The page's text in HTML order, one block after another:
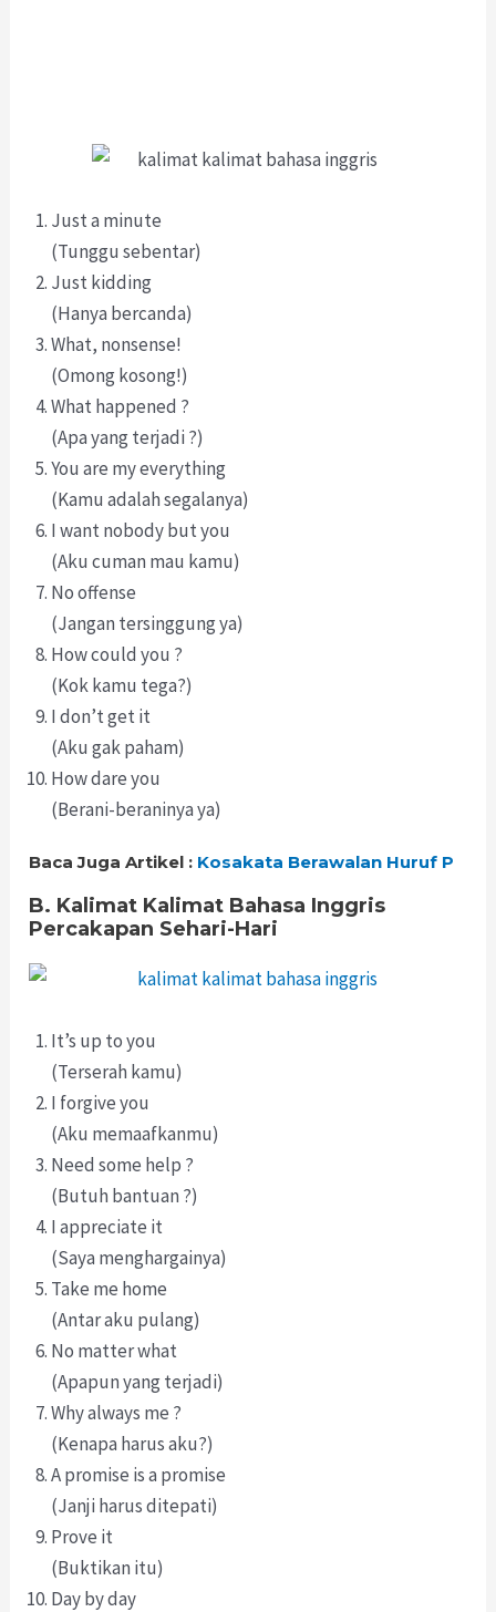
Just a minute
(Tunggu sebentar)
Just kidding
(Hanya bercanda)
What, nonsense!
(Omong kosong!)
What happened ?
(Apa yang terjadi ?)
You are my everything
(Kamu adalah segalanya)
I want nobody but you
(Aku cuman mau kamu)
No offense
(Jangan tersinggung ya)
How could you ?
(Kok kamu tega?)
I don’t get it
(Aku gak paham)
How dare you
(Berani-beraninya ya)
Baca Juga Artikel : Kosakata Berawalan Huruf P
B. Kalimat Kalimat Bahasa Inggris
Percakapan Sehari-Hari
It’s up to you
(Terserah kamu)
I forgive you
(Aku memaafkanmu)
Need some help ?
(Butuh bantuan ?)
I appreciate it
(Saya menghargainya)
Take me home
(Antar aku pulang)
No matter what
(Apapun yang terjadi)
Why always me ?
(Kenapa harus aku?)
A promise is a promise
(Janji harus ditepati)
Prove it
(Buktikan itu)
Day by day